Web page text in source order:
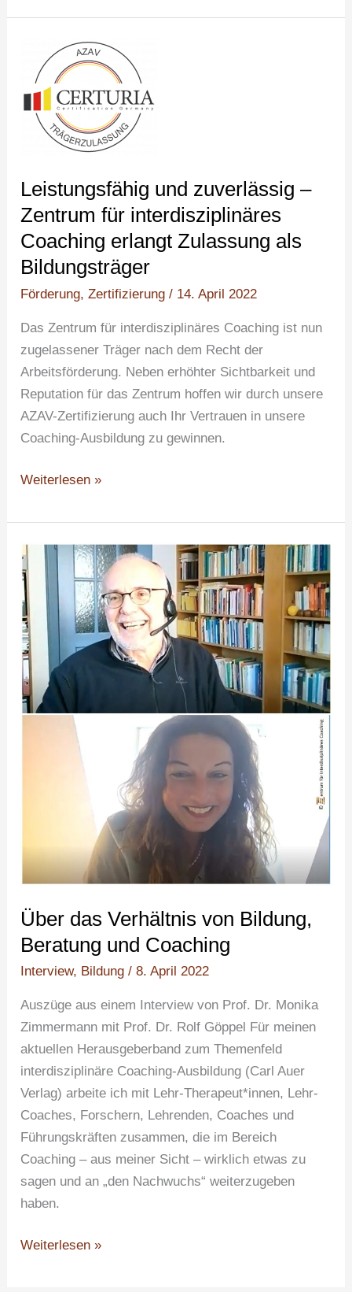
Leistungsfähig und zuverlässig –
Zentrum für interdisziplinäres
Coaching erlangt Zulassung als
Bildungsträger
Förderung,Zertifizierung / 14. April 2022
Das Zentrum für interdisziplinäres Coaching ist nun
zugelassener Träger nach dem Recht der
Arbeitsförderung. Neben erhöhter Sichtbarkeit und
Reputation für das Zentrum hoffen wir durch unsere
AZAV-Zertifizierung auch Ihr Vertrauen in unsere
Coaching-Ausbildung zu gewinnen.
Leistungsfähig
und
zuverlässig
–
Zentrum
interdisziplinäres
erlangt
Zulassung
als
Bildungsträger
Weiterlesen »
Über das Verhältnis von Bildung,
Beratung und Coaching
Interview, Bildung /8. April 2022
Auszüge aus einem Interview von Prof. Dr. Monika
Zimmermann mit Prof. Dr. Rolf Göppel Für meinen
aktuellen Herausgeberband zum Themenfeld
interdisziplinäre Coaching-Ausbildung (Carl Auer
Verlag) arbeite ich mit Lehr-Therapeut*innen, Lehr-
Coaches, Forschern, Lehrenden, Coaches und
Führungskräften zusammen, die im Bereich
Coaching – aus meiner Sicht – wirklich etwas zu
sagen und an „den Nachwuchs“ weiterzugeben
haben.
Über
das
Verhältnis
von
Bildung,
Beratung
und
Coaching
Weiterlesen »